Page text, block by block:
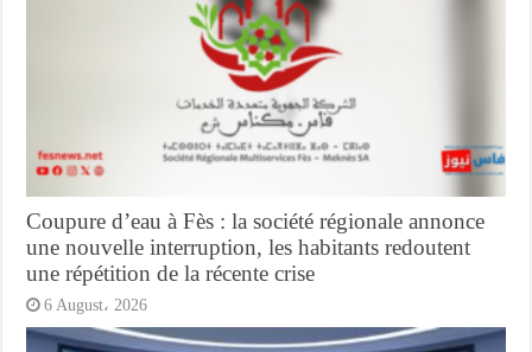
Coupure d’eau à Fès : la société régionale annonce
une nouvelle interruption, les habitants redoutent
une répétition de la récente crise
6 August، 2026